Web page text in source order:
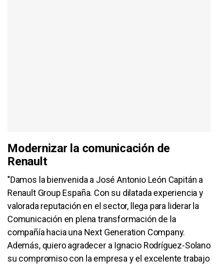
Modernizar la comunicación de
Renault
"Damos la bienvenida a José Antonio León Capitán a
Renault Group España. Con su dilatada experiencia y
valorada reputación en el sector, llega para liderar la
Comunicación en plena transformación de la
compañía hacia una Next Generation Company.
Además, quiero agradecer a Ignacio Rodríguez-Solano
su compromiso con la empresa y el excelente trabajo